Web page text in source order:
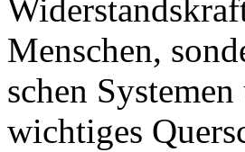
Men­schen,
schen
wich­ti­ges